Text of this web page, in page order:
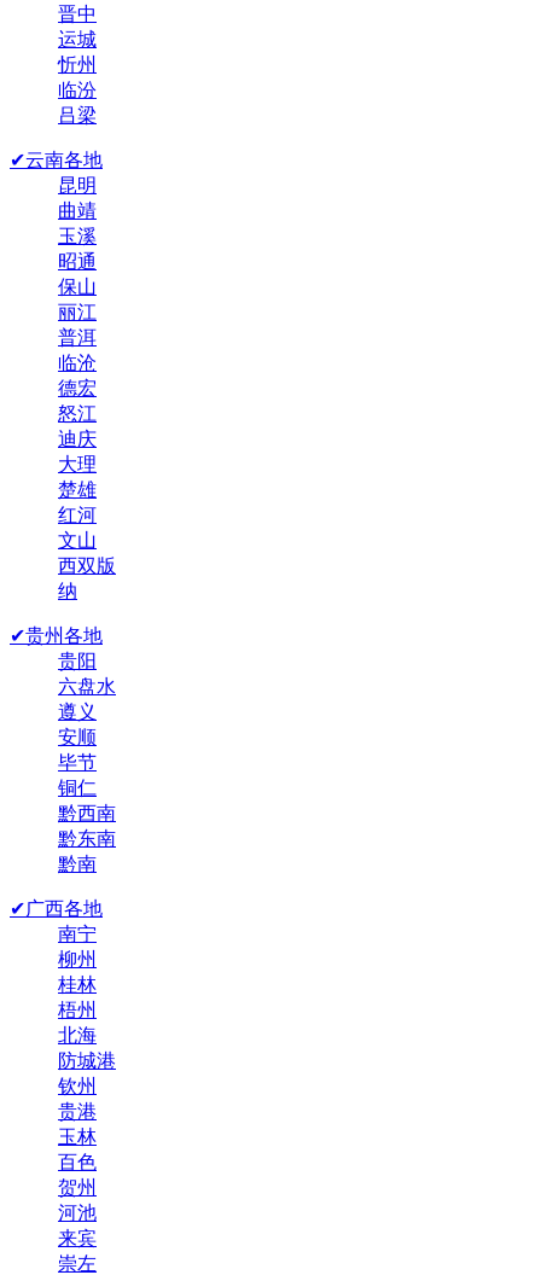
晋中
运城
忻州
临汾
吕梁
✔云南各地
昆明
曲靖
玉溪
昭通
保山
丽江
普洱
临沧
德宏
怒江
迪庆
大理
楚雄
红河
文山
西双版
纳
✔贵州各地
贵阳
六盘水
遵义
安顺
毕节
铜仁
黔西南
黔东南
黔南
✔广西各地
南宁
柳州
桂林
梧州
北海
防城港
钦州
贵港
玉林
百色
贺州
河池
来宾
崇左